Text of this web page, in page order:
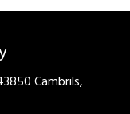
Cambrils,